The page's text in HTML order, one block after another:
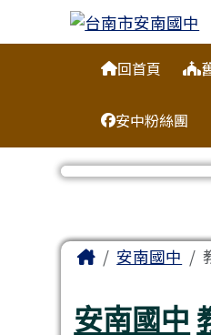
跳至主內容區
台南市安南國
回首頁
安中粉絲團
主內容區
Home安南國中
安南國中
頁尾區域